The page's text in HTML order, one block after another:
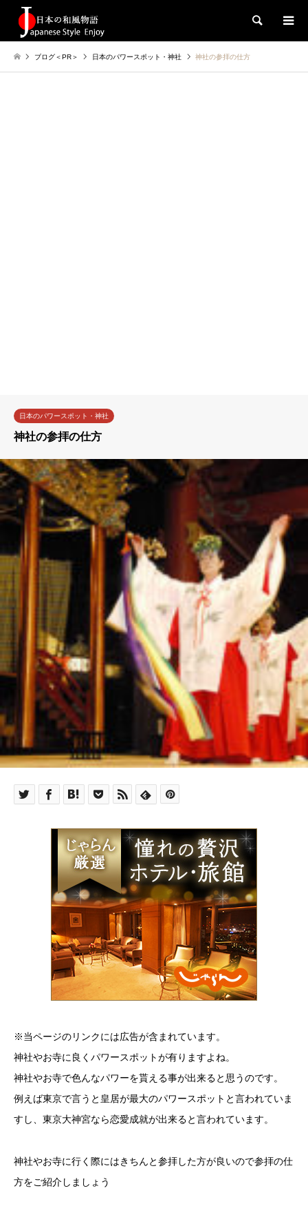
検索
ブログ＜PR＞ 日本のパワースポット・神社 神社の参拝の仕方
日本のパワースポット・神社
神社の参拝の仕方
※当ページのリンクには広告が含まれています。
神社やお寺に良くパワースポットが有りますよね。
神社やお寺で色んなパワーを貰える事が出来ると思うのです。
例えば東京で言うと皇居が最大のパワースポットと言われていま
すし、東京大神宮なら恋愛成就が出来ると言われています。
神社やお寺に行く際にはきちんと参拝した方が良いので参拝の仕
方をご紹介しましょう